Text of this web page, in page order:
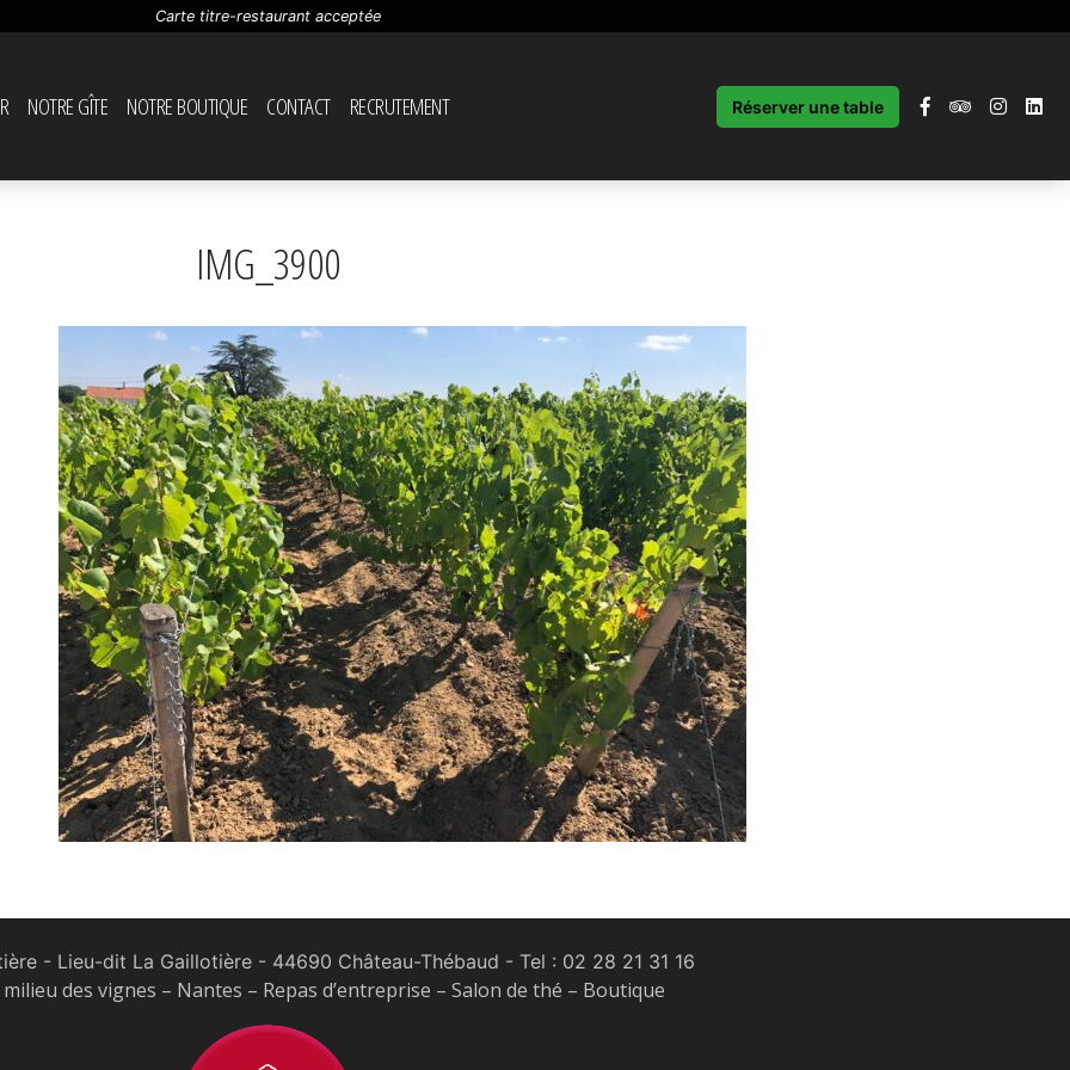
Carte titre-restaurant acceptée
NOTRE GÎTE NOTRE BOUTIQUE CONTACT RECRUTEMENT Réserver une table
IMG_3900
- Lieu-dit La Gaillotière - 44690 Château-Thébaud - Tel : 02 28 21 31 16
des vignes – Nantes – Repas d’entreprise – Salon de thé – Boutique